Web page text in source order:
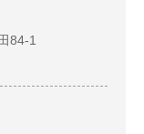
84-1